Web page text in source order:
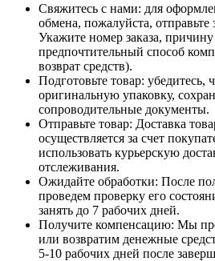
Свяжитесь с нами: для
обмена, пожалуйста, отправьте
Укажите номер заказа,
предпочтительный способ
возврат средств).
Подготовьте товар: убедитесь,
оригинальную упаковку,
сопроводительные документы.
Отправьте товар: Доставка
осуществляется за счет
использовать курьерскую
отслеживания.
Ожидайте обработки: После
проведем проверку его
занять до 7 рабочих дней.
Получите компенсацию: Мы
или возвратим денежные
5-10 рабочих дней после